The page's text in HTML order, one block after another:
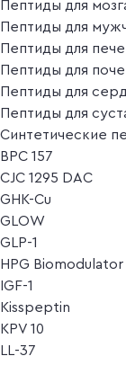
Пептиды для
Пептиды для
Пептиды для
Пептиды для
Пептиды для
Пептиды для
Синтетические
BPC 157
CJC 1295 DAC
GHK-Cu
GLOW
GLP-1
HPG Biomodulator
IGF-1
Kisspeptin
KPV 10
LL-37